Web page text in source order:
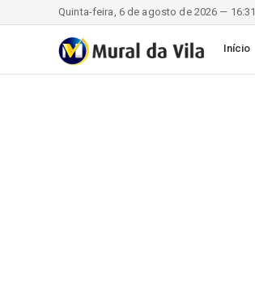
Quinta-feira, 6 de agosto de 2026 — 16:31
Início